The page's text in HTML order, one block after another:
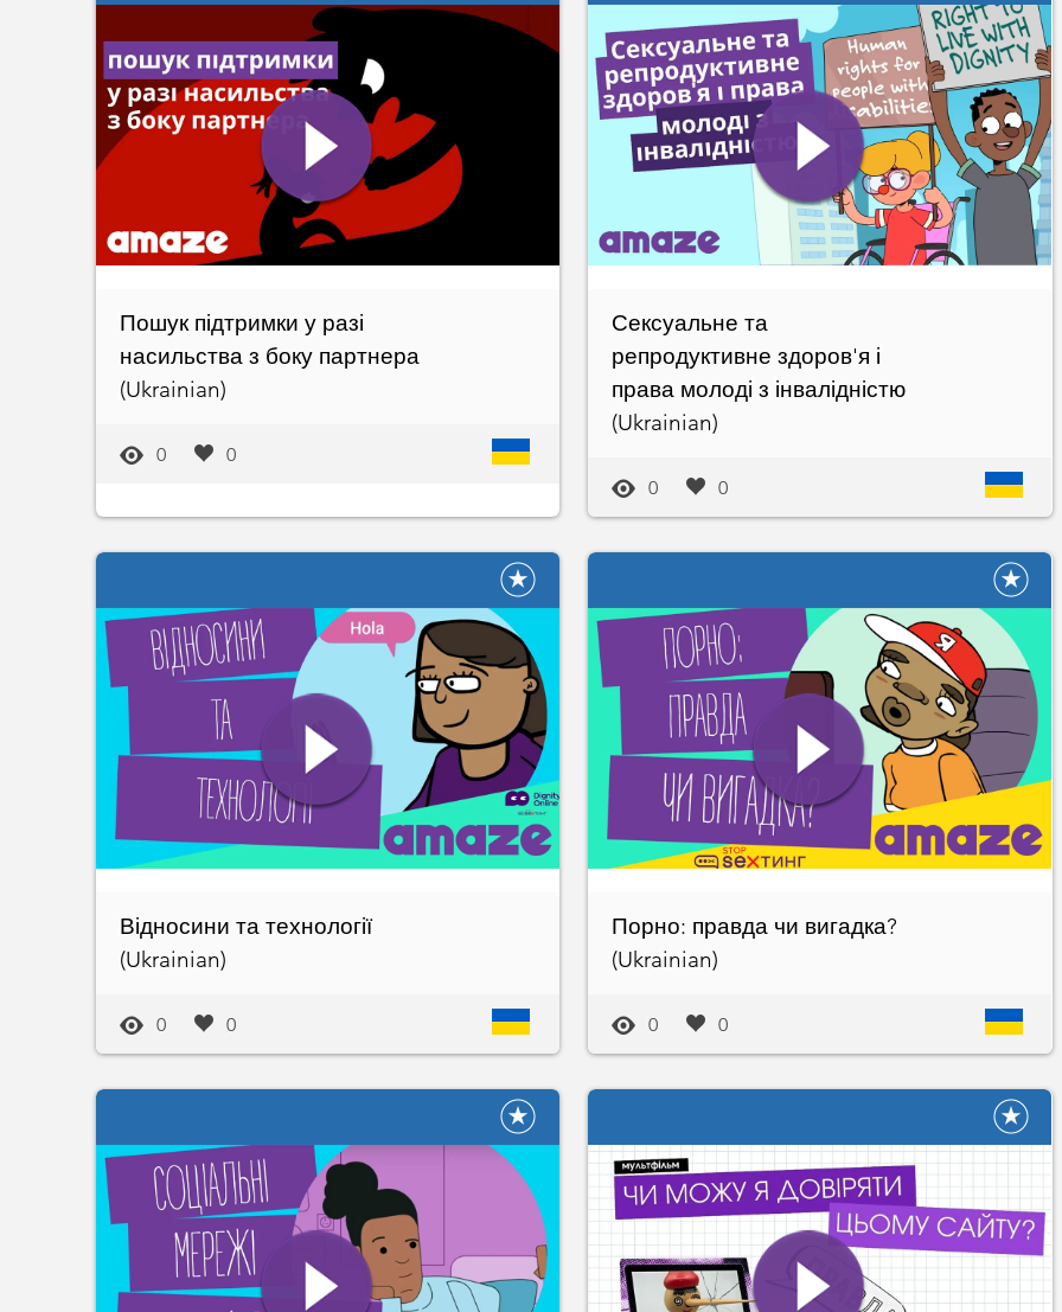
Пошук підтримки у разі
насильства з боку партнера
(Ukrainian)
0 0
Сексуальне та
репродуктивне здоров'я і
права молоді з інвалідністю
(Ukrainian)
0 0
Відносини та технології
(Ukrainian)
0 0
Порно: правда чи вигадка?
(Ukrainian)
0 0